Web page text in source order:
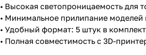
• Высокая светопроницаемость для
• Минимальное прилипание моделей
• Удобный формат: 5 штук в
• Полная совместимость с 3D-